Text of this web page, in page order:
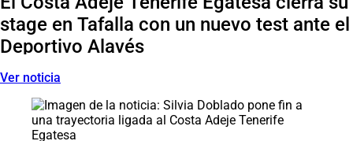
stage en Tafalla con un nuevo test ante el
Deportivo Alavés
Ver noticia